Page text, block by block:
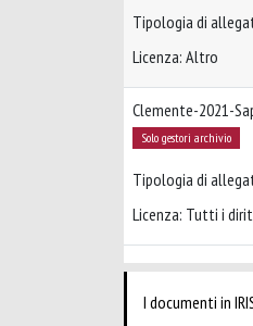
Tipologia di
Licenza: Altro
Clemente-2021-
Solo gestori archivio
Tipologia di
Licenza: Tutti i
I documenti in